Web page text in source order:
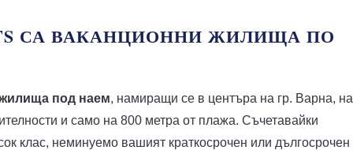
СА ВАКАНЦИОННИ ЖИЛИЩА ПО
под наем, намиращи се в центъра на гр. Варна, на
и само на 800 метра от плажа. Съчетавайки
клас, неминуемо вашият краткосрочен или дългосрочен